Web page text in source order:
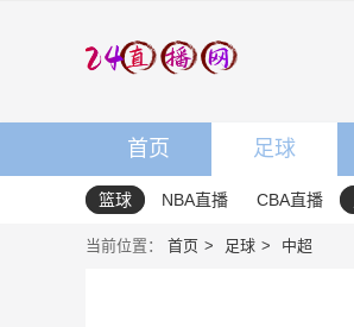
首页 足球
篮球 NBA直播 CBA直播
当前位置： 首页 足球 中超